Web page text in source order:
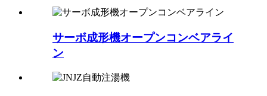
サーボ成形機オープンコンベアライ
ン